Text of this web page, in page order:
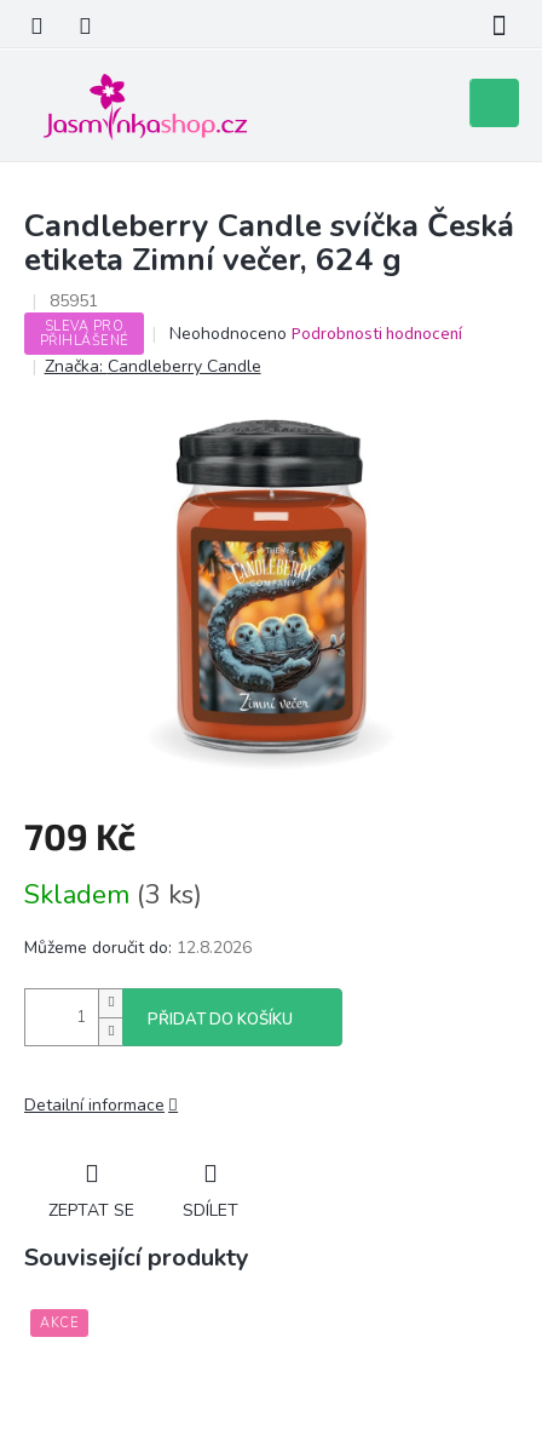
obsah
košík
Candleberry Candle svíčka Česká
etiketa Zimní večer, 624 g
85951
SLEVA PRO
PŘIHLÁŠENÉ
Průměrné
hodnocení
produktu
5
hvězdiček.
Neohodnoceno Podrobnosti hodnocení
Značka: Candleberry Candle
709 Kč
cena:
Skladem (3 ks)
Můžeme doručit do: 12.8.2026
PŘIDAT DO KOŠÍKU
Detailní informace
ZEPTAT SE SDÍLET
Související produkty
AKCE